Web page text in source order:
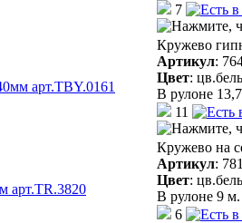
7
Кружево
Артикул:
Цвет:
В рулоне
11
Кружево на
Артикул:
Цвет:
В рулоне 9 м.
6